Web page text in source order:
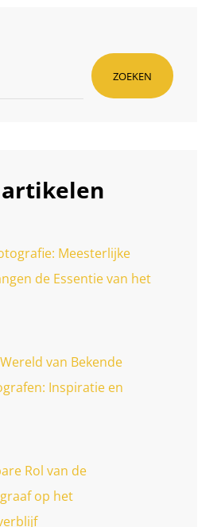
ZOEKEN
Meesterlijke
de Essentie van het
van Bekende
Inspiratie en
Rol van de
op het